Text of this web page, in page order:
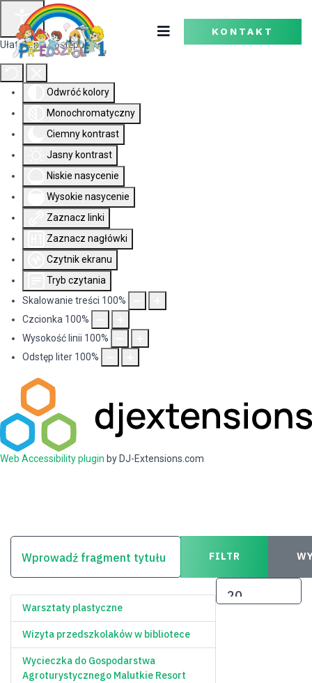
Ułatwienia dostępu
Odwróć kolory
Monochromatyczny
Ciemny kontrast
Jasny kontrast
Niskie nasycenie
Wysokie nasycenie
Zaznacz linki
Zaznacz nagłówki
Czytnik ekranu
Tryb czytania
Skalowanie treści 100%
Czcionka 100%
Wysokość linii 100%
Odstęp liter 100%
Web Accessibility plugin by DJ-Extensions.com
KONTAKT
FILTR
POKAŻ #
Warsztaty plastyczne
Wizyta przedszkolaków w bibliotece
Wycieczka do Gospodarstwa
Agroturystycznego Malutkie Resort